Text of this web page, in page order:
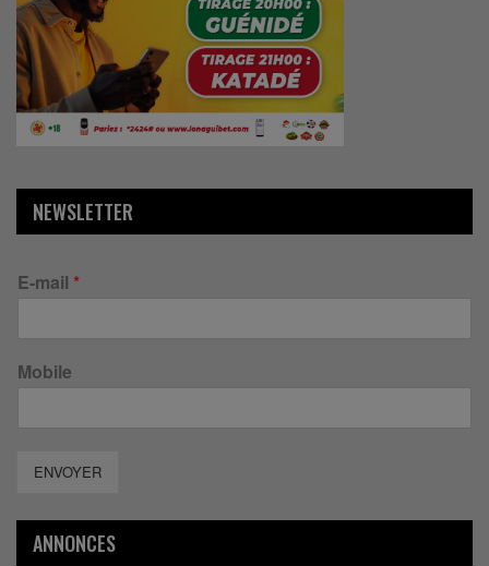
NEWSLETTER
E-mail *
Mobile
ENVOYER
ANNONCES